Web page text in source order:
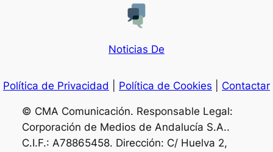
Noticias De
Política de Privacidad Política de Cookies Contactar
© CMA Comunicación. Responsable Legal:
Corporación de Medios de Andalucía S.A..
C.I.F.: A78865458. Dirección: C/ Huelva 2,